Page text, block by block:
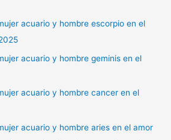
acuario y hombre escorpio en el
acuario y hombre geminis en el
acuario y hombre cancer en el
acuario y hombre aries en el amor